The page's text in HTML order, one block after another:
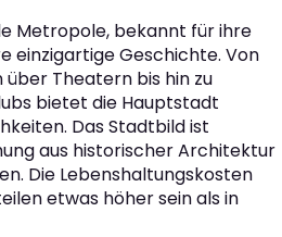
Metropole, bekannt für ihre
einzigartige Geschichte. Von
Theatern bis hin zu
bietet die Hauptstadt
Das Stadtbild ist
aus historischer Architektur
Die Lebenshaltungskosten
etwas höher sein als in